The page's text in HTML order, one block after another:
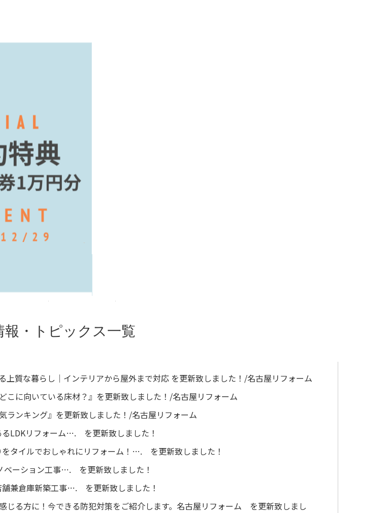
上質な暮らし｜インテリアから屋外まで対応 を更新致しました！/名古屋リフォーム
こに向いている床材？』を更新致しました！/名古屋リフォーム
ランキング』を更新致しました！/名古屋リフォーム
るLDKリフォーム…. を更新致しました！
をタイルでおしゃれにリフォーム！…. を更新致しました！
ベーション工事…. を更新致しました！
舗兼倉庫新築工事…. を更新致しました！
じる方に！今できる防犯対策をご紹介します。名古屋リフォーム を更新致しまし